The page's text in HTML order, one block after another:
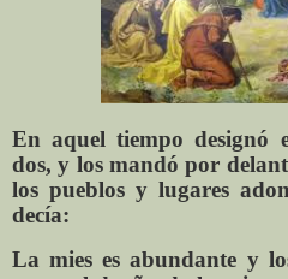
En aquel tiempo designó
dos, y los mandó por
los pueblos y lugares
decía:
La mies es abundante y